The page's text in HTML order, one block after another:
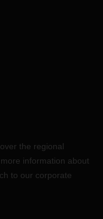
the regional
information about
to our corporate